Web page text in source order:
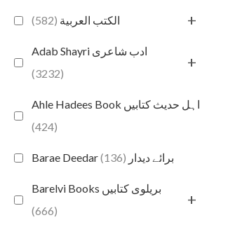
الكتب العربية (582) +
Adab Shayri ادب شاعری
(3232)
+
Ahle Hadees Book اہل حدیث کتابیں
(424)
Barae Deedar برائے دیدار (136)
Barelvi Books بریلوی کتابیں
(666)
+